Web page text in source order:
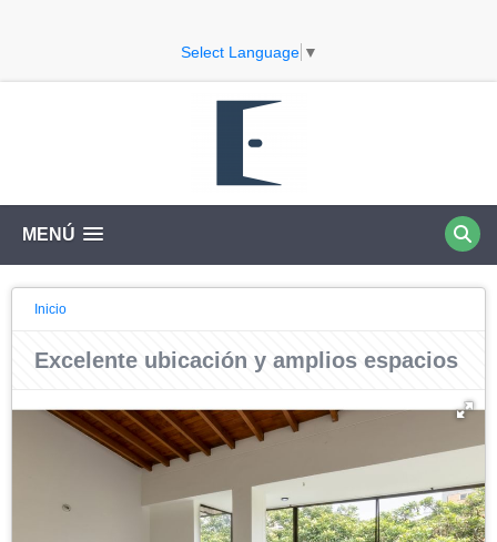
Select Language ▼
MENÚ
Inicio
Excelente ubicación y amplios espacios